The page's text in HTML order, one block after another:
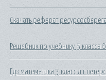
Скачать реферат
Решебник по учебнику 5 класса
Гдз математика 3 класс